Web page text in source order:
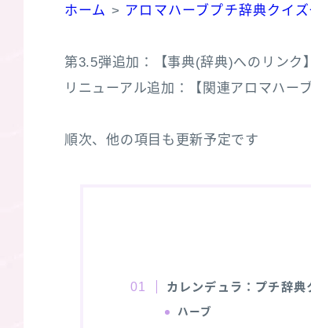
ホーム > アロマハーブプチ辞典クイ
第3.5弾追加：【事典(辞典)へのリンク
リニューアル追加：【関連アロマハー
順次、他の項目も更新予定です
カレンデュラ：プチ辞典
ハーブ